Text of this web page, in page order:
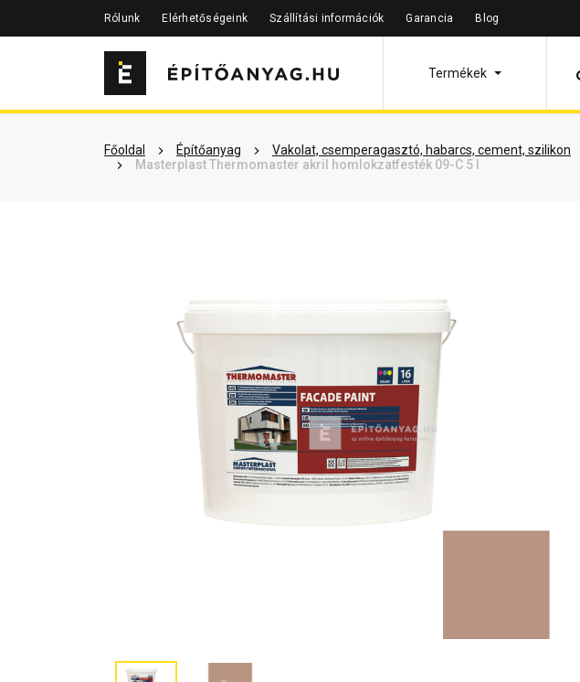
Rólunk Elérhetőségeink Szállítási információk Garancia Blog
Termékek
Főoldal Építőanyag Vakolat, csemperagasztó, habarcs, cement, szilikon
Masterplast Thermomaster akril homlokzatfesték 09-C 5 l
Szükséged lehet rá Részletes leírás Termékinformáció